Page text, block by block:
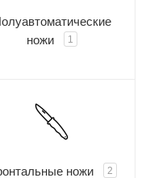
ножи
1
ножи 2